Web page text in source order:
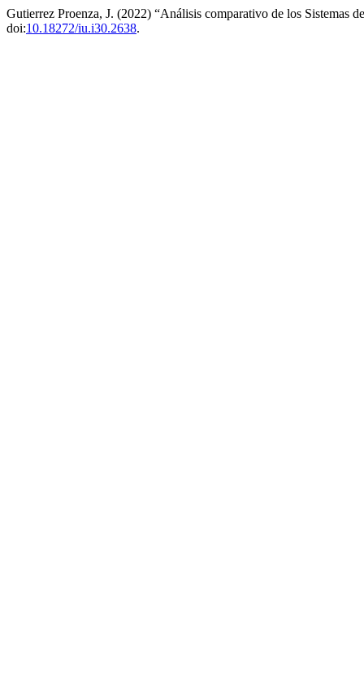
Gutierrez Proenza, J. (2022) “Análisis comparativo de los Sistemas
doi:10.18272/iu.i30.2638.